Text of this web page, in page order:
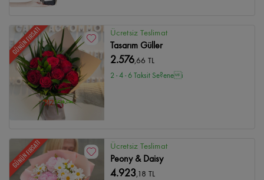
GÜNÜN FIRSATI Ücretsiz Teslimat
Tasarım Güller
2.576,66 TL
2 - 4 - 6 Taksit Se?enei
GÜNÜN FIRSATI Ücretsiz Teslimat
Peony & Daisy
4.923,18 TL